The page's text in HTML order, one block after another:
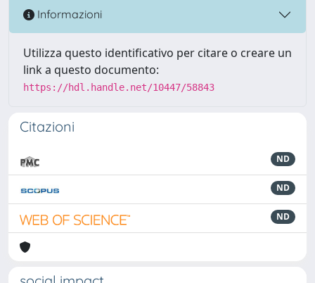
Informazioni
Utilizza questo identificativo per citare o creare un
link a questo documento:
https://hdl.handle.net/10447/58843
Citazioni
ND
ND
ND